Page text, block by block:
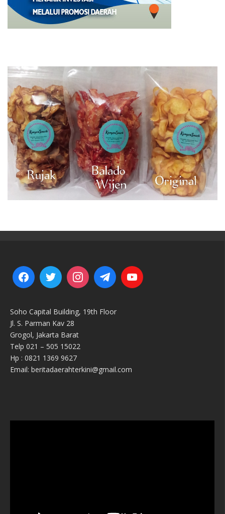
Soho Capital Building, 19th Floor
Jl. S. Parman Kav 28
Grogol, Jakarta Barat
Telp 021 – 505 15022
Hp : 0821 1369 9627
Email: beritadaerahterkini@gmail.com